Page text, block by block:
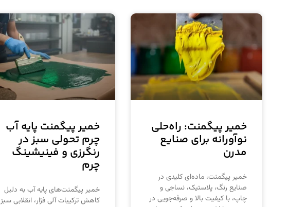
خمیر پیگمنت: راه‌حلی
نوآورانه برای صنایع
مدرن
خمیر پیگمنت، ماده‌ای کلیدی در
صنایع رنگ، پلاستیک، نساجی و
چاپ، با کیفیت بالا و صرفه‌جویی در
خمیر پیگمنت پایه آب
چرم تحولی سبز در
رنگرزی و فینیشینگ
چرم
خمیر پیگمنت‌های پایه آب به دلیل
کاهش ترکیبات آلی فرّار، انقلابی سبز